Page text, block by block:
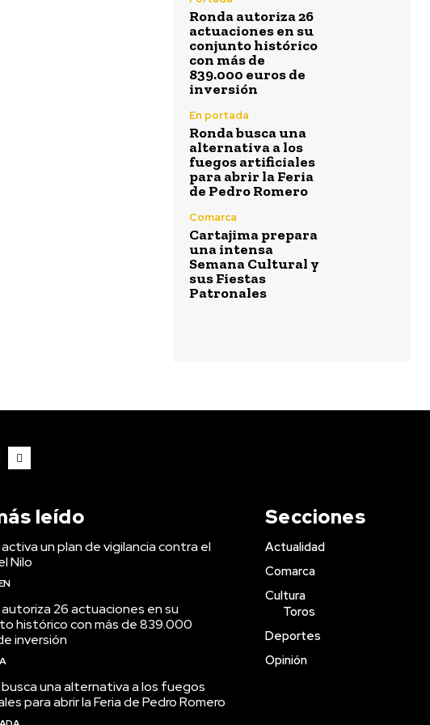
Ronda autoriza 26
actuaciones en su
conjunto histórico
con más de
839.000 euros de
inversión
En portada
Ronda busca una
alternativa a los
fuegos artificiales
para abrir la Feria
de Pedro Romero
Comarca
Cartajima prepara
una intensa
Semana Cultural y
sus Fiestas
Patronales
leído
un plan de vigilancia contra el
Nilo
26 actuaciones en su
histórico con más de 839.000
inversión
una alternativa a los fuegos
para abrir la Feria de Pedro Romero
Secciones
Actualidad
Comarca
Cultura
Toros
Deportes
Opinión